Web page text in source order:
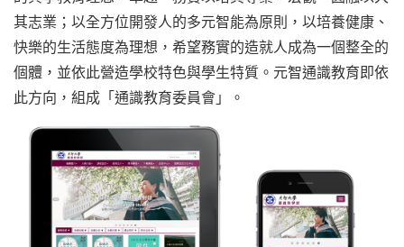
其志業；以全方位開發人的多元智能為原則，以培養健康、
快樂的生活態度為理想，希望務實的造就人成為一個整全的
個體，並依此營造學校特色與學生特質。元智通識教育即依
此方向，組成「通識教育委員會」。